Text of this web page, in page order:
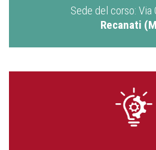
Sede del corso: Via
Recanati